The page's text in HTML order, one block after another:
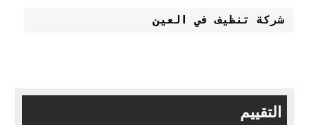
شركة تنظيف في العين
التقييم